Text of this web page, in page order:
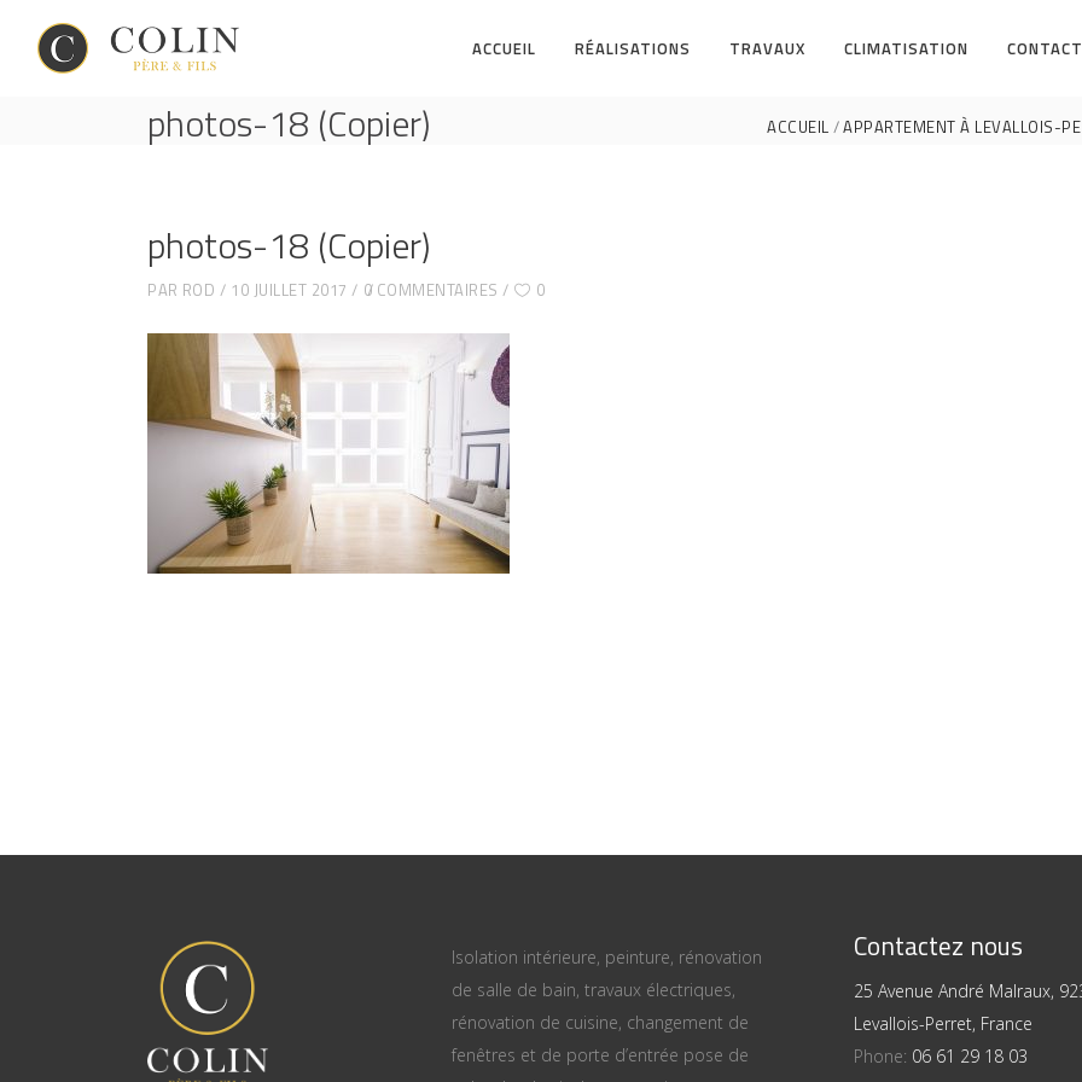
ACCUEIL RÉALISATIONS TRAVAUX CLIMATISATION
photos-18 (Copier) ACCUEIL APPARTEMENT À LEVALLOIS-
photos-18 (Copier)
PAR ROD 10 JUILLET 2017 0 COMMENTAIRES 0
Isolation intérieure, peinture, rénovation
de salle de bain, travaux électriques,
rénovation de cuisine, changement de
fenêtres et de porte d’entrée pose de
Contactez nous
25 Avenue André Malraux,
Levallois-Perret, France
Phone: 06 61 29 18 03